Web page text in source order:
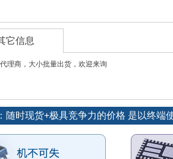
它信息
理商，大小批量出货，欢迎来询
随时现货+极具竞争力的价格 是以终端